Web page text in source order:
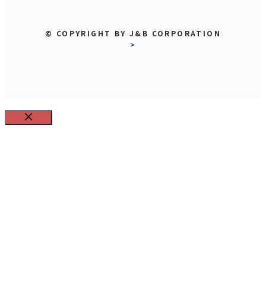
© COPYRIGHT BY J&B CORPORATION
>
CLOSE